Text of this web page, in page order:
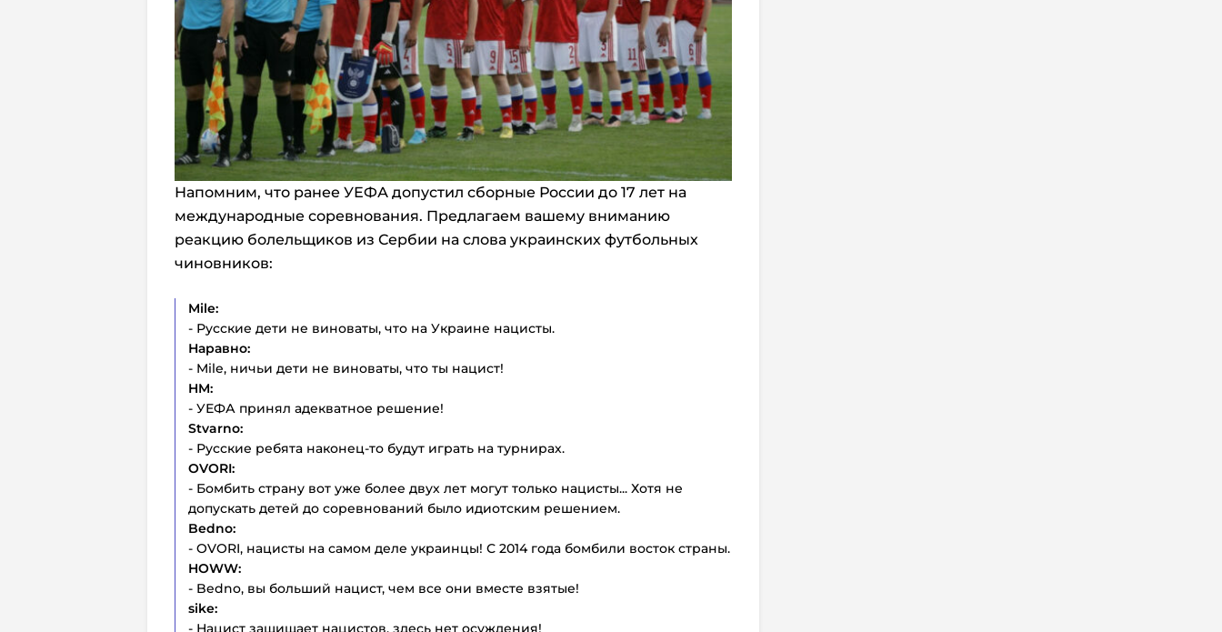
Напомним, что ранее УЕФА допустил сборные России до 17 лет на
международные соревнования. Предлагаем вашему вниманию
реакцию болельщиков из Сербии на слова украинских футбольных
чиновников:
Mile:
- Русские дети не виноваты, что на Украине нацисты.
Наравно:
- Mile, ничьи дети не виноваты, что ты нацист!
HM:
- УЕФА принял адекватное решение!
Stvarno:
- Русские ребята наконец-то будут играть на турнирах.
OVORI:
- Бомбить страну вот уже более двух лет могут только нацисты... Хотя не
допускать детей до соревнований было идиотским решением.
Bedno:
- OVORI, нацисты на самом деле украинцы! С 2014 года бомбили восток страны.
HOWW:
- Bedno, вы больший нацист, чем все они вместе взятые!
sike:
- Нацист защищает нацистов, здесь нет осуждения!